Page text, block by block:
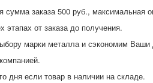
заказа 500 руб., максимальная
этапах от заказа до получения.
марки металла и сэкономим
дня если товар в наличии на складе.